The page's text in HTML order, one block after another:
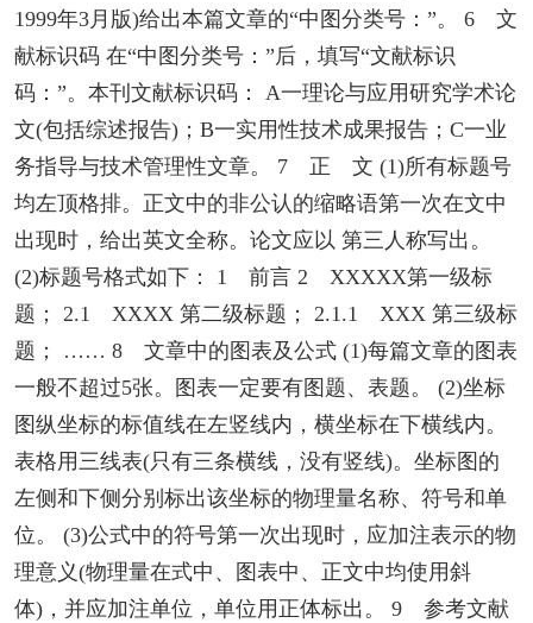
1999年3月版)给出本篇文章的“中图分类号：”。 6 文
献标识码 在“中图分类号：”后，填写“文献标识
码：”。本刊文献标识码： A一理论与应用研究学术论
文(包括综述报告)；B一实用性技术成果报告；C一业
务指导与技术管理性文章。 7 正 文 (1)所有标题号
均左顶格排。正文中的非公认的缩略语第一次在文中
出现时，给出英文全称。论文应以 第三人称写出。
(2)标题号格式如下： 1 前言 2 XXXXX第一级标
题； 2.1 XXXX 第二级标题； 2.1.1 XXX 第三级标
题； …… 8 文章中的图表及公式 (1)每篇文章的图表
一般不超过5张。图表一定要有图题、表题。 (2)坐标
图纵坐标的标值线在左竖线内，横坐标在下横线内。
表格用三线表(只有三条横线，没有竖线)。坐标图的
左侧和下侧分别标出该坐标的物理量名称、符号和单
位。 (3)公式中的符号第一次出现时，应加注表示的物
理意义(物理量在式中、图表中、正文中均使用斜
体)，并应加注单位，单位用正体标出。 9 参考文献